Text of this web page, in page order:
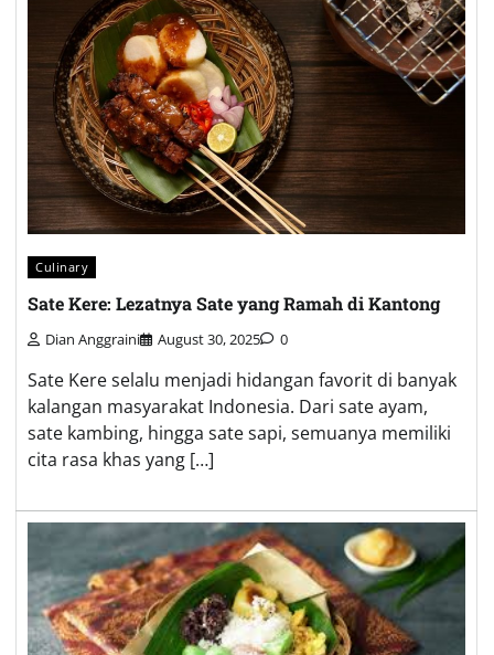
Culinary
Sate Kere: Lezatnya Sate yang Ramah di Kantong
Dian Anggraini August 30, 2025 0
Sate Kere selalu menjadi hidangan favorit di banyak
kalangan masyarakat Indonesia. Dari sate ayam,
sate kambing, hingga sate sapi, semuanya memiliki
cita rasa khas yang […]